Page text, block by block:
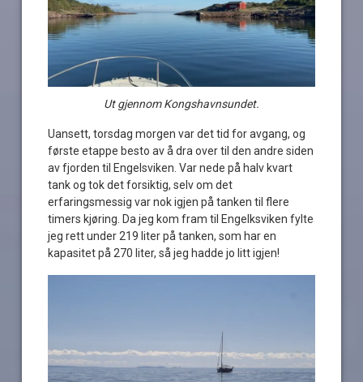
Ut gjennom Kongshavnsundet.
Uansett, torsdag morgen var det tid for avgang, og
første etappe besto av å dra over til den andre siden
av fjorden til Engelsviken. Var nede på halv kvart
tank og tok det forsiktig, selv om det
erfaringsmessig var nok igjen på tanken til flere
timers kjøring. Da jeg kom fram til Engelksviken fylte
jeg rett under 219 liter på tanken, som har en
kapasitet på 270 liter, så jeg hadde jo litt igjen!